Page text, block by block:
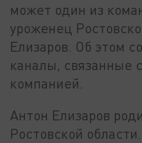
может один из
уроженец
Елизаров. Об этом
каналы, связанные
компанией.
Антон Елизаров
Ростовской